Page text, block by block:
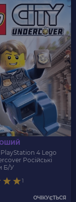
PlayStation 4 Lego
Російські
Б/У
1
ОЧІКУЄТЬСЯ